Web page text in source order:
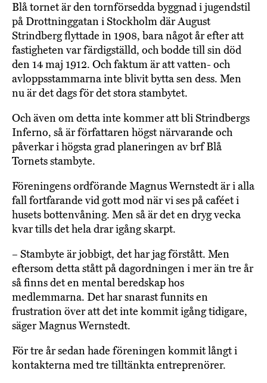
Blå tornet är den tornförsedda byggnad i jugendstil
på Drottninggatan i Stockholm där August
Strindberg flyttade in 1908, bara något år efter att
fastigheten var färdigställd, och bodde till sin död
den 14 maj 1912. Och faktum är att vatten- och
avloppsstammarna inte blivit bytta sen dess. Men
nu är det dags för det stora stambytet.
Och även om detta inte kommer att bli Strindbergs
Inferno, så är författaren högst närvarande och
påverkar i högsta grad planeringen av brf Blå
Tornets stambyte.
Föreningens ordförande Magnus Wernstedt är i alla
fall fortfarande vid gott mod när vi ses på caféet i
husets bottenvåning. Men så är det en dryg vecka
kvar tills det hela drar igång skarpt.
– Stambyte är jobbigt, det har jag förstått. Men
eftersom detta stått på dagordningen i mer än tre år
så finns det en mental beredskap hos
medlemmarna. Det har snarast funnits en
frustration över att det inte kommit igång tidigare,
säger Magnus Wernstedt.
För tre år sedan hade föreningen kommit långt i
kontakterna med tre tilltänkta entreprenörer.